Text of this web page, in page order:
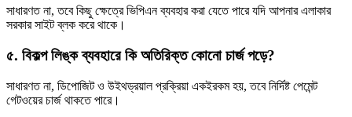
সাধারণত না, তবে কিছু ক্ষেত্রে ভিপিএন ব্যবহার করা যেতে পারে যদি আপনার এলাকার
সরকার সাইট ব্লক করে থাকে।
৫. বিকল্প লিঙ্ক ব্যবহারে কি অতিরিক্ত কোনো চার্জ পড়ে?
সাধারণত না, ডিপোজিট ও উইথড্রয়াল প্রক্রিয়া একইরকম হয়, তবে নির্দিষ্ট পেমেন্ট
গেটওয়ের চার্জ থাকতে পারে।